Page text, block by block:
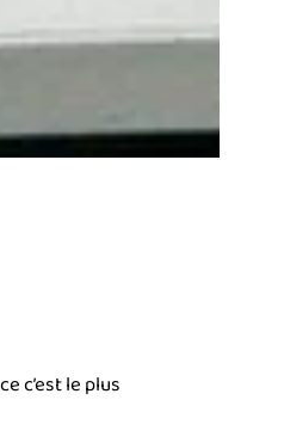
c’est le plus